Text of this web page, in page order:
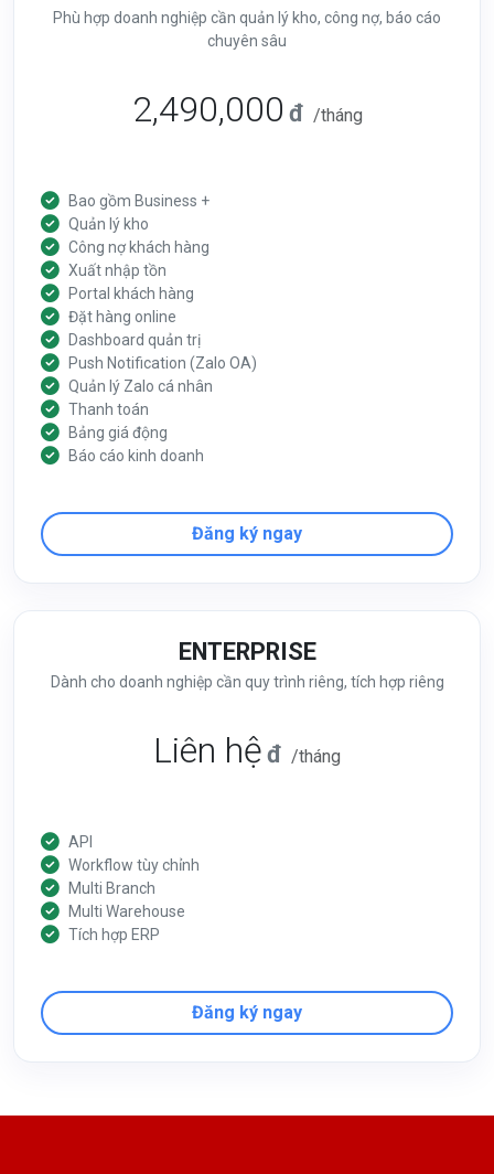
Phù hợp doanh nghiệp cần quản lý kho, công nợ, báo cáo
chuyên sâu
2,490,000 đ /tháng
Bao gồm Business +
Quản lý kho
Công nợ khách hàng
Xuất nhập tồn
Portal khách hàng
Đặt hàng online
Dashboard quản trị
Push Notification (Zalo OA)
Quản lý Zalo cá nhân
Thanh toán
Bảng giá động
Báo cáo kinh doanh
Đăng ký ngay
ENTERPRISE
Dành cho doanh nghiệp cần quy trình riêng, tích hợp riêng
Liên hệ đ /tháng
API
Workflow tùy chỉnh
Multi Branch
Multi Warehouse
Tích hợp ERP
Đăng ký ngay